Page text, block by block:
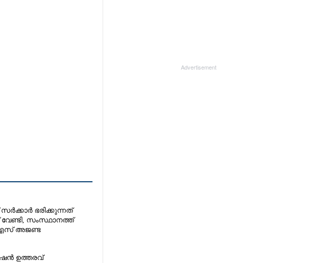
ഭരിക്കുന്നത്
വേണ്ടി,​ സംസ്ഥാനത്ത്
അജണ്ട
ഉത്തരവ്
Advertisement